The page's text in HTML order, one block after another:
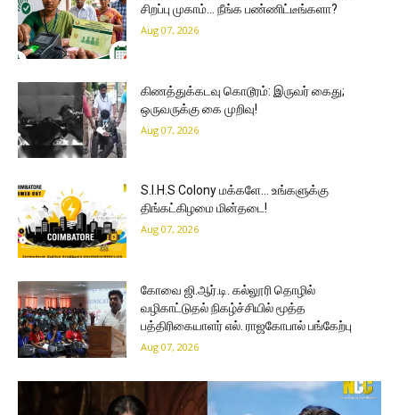
சிறப்பு முகாம்… நீங்க பண்ணிட்டீங்களா?
Aug 07, 2026
கிணத்துக்கடவு கொடூரம்: இருவர் கைது;
ஒருவருக்கு கை முறிவு!
Aug 07, 2026
S.I.H.S Colony மக்களே… உங்களுக்கு
திங்கட்கிழமை மின்தடை!
Aug 07, 2026
கோவை ஜி.ஆர்.டி. கல்லூரி தொழில்
வழிகாட்டுதல் நிகழ்ச்சியில் மூத்த
பத்திரிகையாளர் எல். ராஜகோபால் பங்கேற்பு
Aug 07, 2026